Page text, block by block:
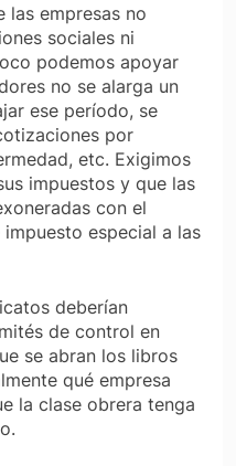
las empresas no
sociales ni
podemos apoyar
no se alarga un
ese período, se
por
etc. Exigimos
impuestos y que las
con el
especial a las
deberían
de control en
se abran los libros
qué empresa
la clase obrera tenga